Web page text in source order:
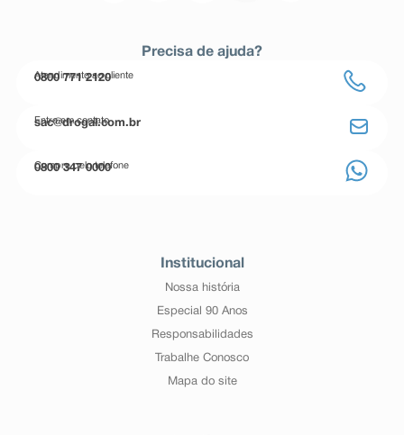
Precisa de ajuda?
Atendimento ao cliente
0800 771 2120
Entre em contato
sac@drogal.com.br
Compre pelo telefone
0800 347 0000
Institucional
Nossa história
Especial 90 Anos
Responsabilidades
Trabalhe Conosco
Mapa do site